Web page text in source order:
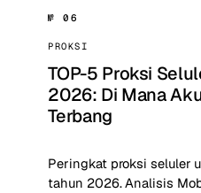
№ 06
PROKSI
TOP-5 Proksi
2026: Di Mana
Terbang
Peringkat proksi seluler
tahun 2026. Analisis